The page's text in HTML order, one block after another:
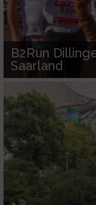
B2Run
Saarland